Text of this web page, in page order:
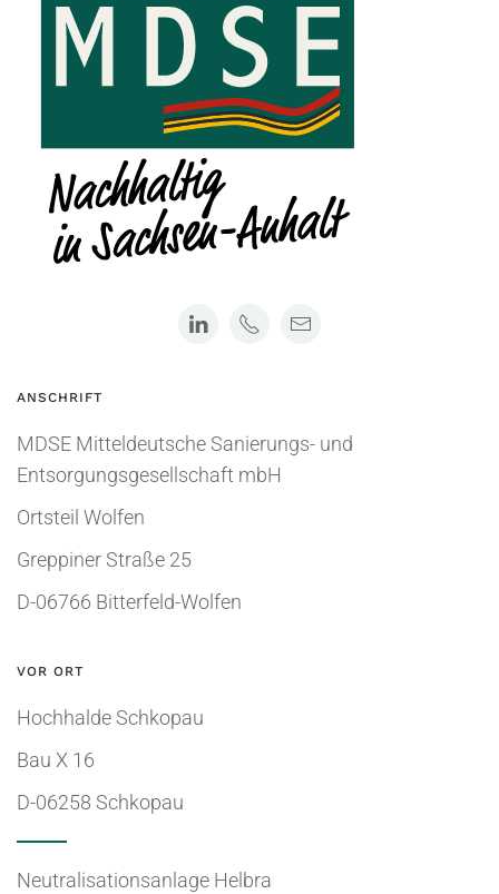
ANSCHRIFT
MDSE Mitteldeutsche Sanierungs- und
Entsorgungsgesellschaft mbH
Ortsteil Wolfen
Greppiner Straße 25
D-06766 Bitterfeld-Wolfen
VOR ORT
Hochhalde Schkopau
Bau X 16
D-06258 Schkopau
Neutralisationsanlage Helbra